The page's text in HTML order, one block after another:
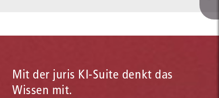
Mit der juris KI-Suite denkt das
Wissen mit.